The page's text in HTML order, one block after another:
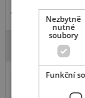
Alu kola
DOTZ Hanzo
Nezbytně
nutné
soubory
Funkční